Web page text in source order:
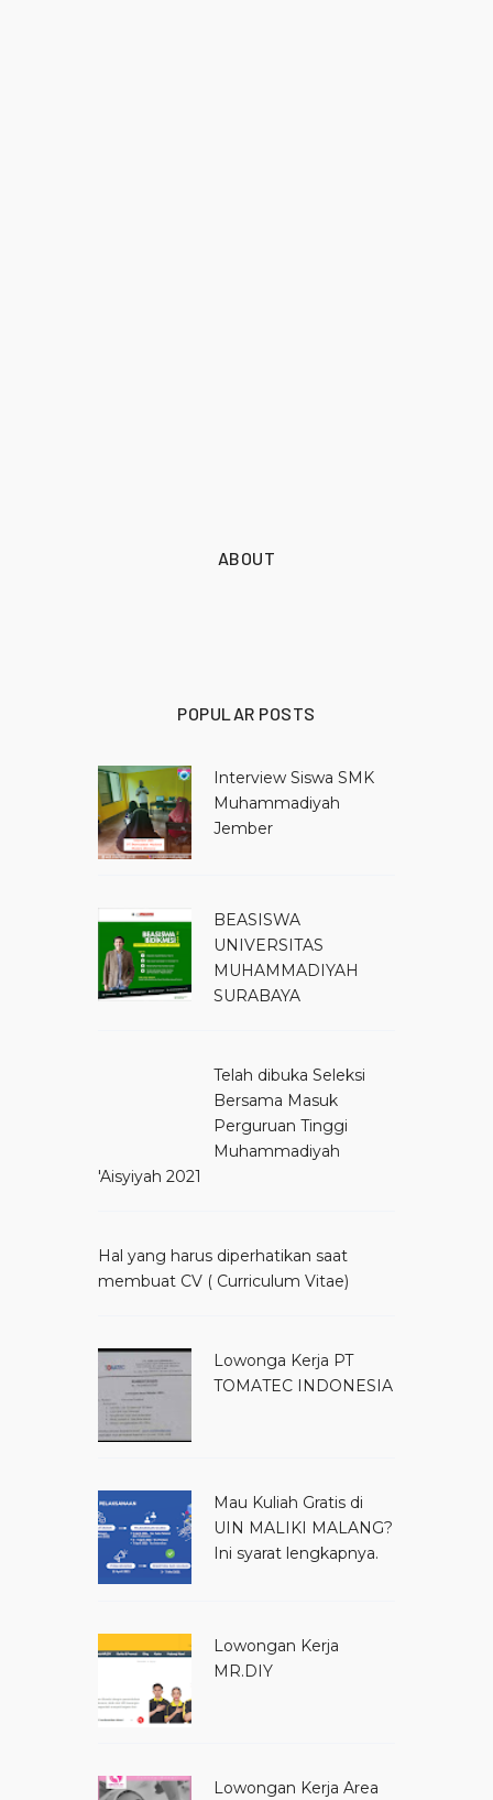
ABOUT
POPULAR POSTS
Interview Siswa SMK
Muhammadiyah
Jember
BEASISWA
UNIVERSITAS
MUHAMMADIYAH
SURABAYA
Telah dibuka Seleksi
Bersama Masuk
Perguruan Tinggi
Muhammadiyah
'Aisyiyah 2021
Hal yang harus diperhatikan saat
membuat CV ( Curriculum Vitae)
Lowonga Kerja PT
TOMATEC INDONESIA
Mau Kuliah Gratis di
UIN MALIKI MALANG?
Ini syarat lengkapnya.
Lowongan Kerja
MR.DIY
Lowongan Kerja Area